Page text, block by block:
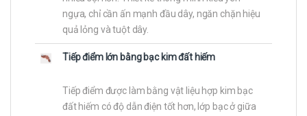
ngựa, chỉ cần ấn mạnh đầu dây, ngăn chặn hiệu
quả lỏng và tuột dây.
Tiếp điểm lớn bằng bạc kim đất hiếm
Tiếp điểm được làm bằng vật liệu hợp kim bạc
đất hiếm có độ dẫn điện tốt hơn, lớp bạc ở giữa